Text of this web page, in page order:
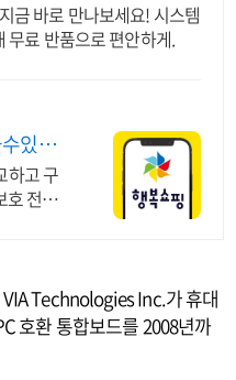
금 바로 만나보세요! 시스템
무료 반품으로 편안하게.
있는
하고 구
호 전문
Technologies Inc.가 휴대
호환 통합보드를 2008년까